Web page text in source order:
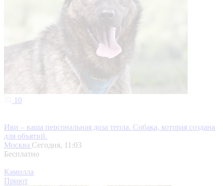
10
Иви – ваша персональная доза тепла. Собака, которая создана
для объятий.
Москва Сегодня, 11:03
Бесплатно
Камилла
Приют